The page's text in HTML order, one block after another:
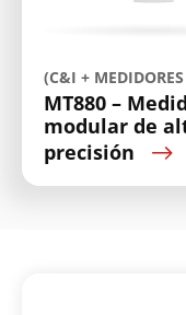
(C&I + MEDIDORES
MT880 –
modular de
precisión